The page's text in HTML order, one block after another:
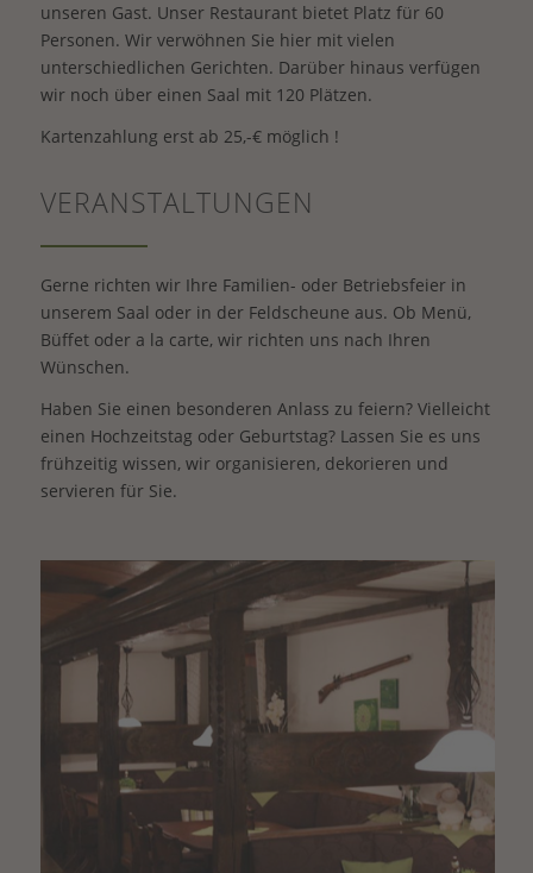
unseren Gast. Unser Restaurant bietet Platz für 60
Personen. Wir verwöhnen Sie hier mit vielen
unterschiedlichen Gerichten. Darüber hinaus verfügen
wir noch über einen Saal mit 120 Plätzen.
Kartenzahlung erst ab 25,-€ möglich !
VERANSTALTUNGEN
Gerne richten wir Ihre Familien- oder Betriebsfeier in
unserem Saal oder in der Feldscheune aus. Ob Menü,
Büffet oder a la carte, wir richten uns nach Ihren
Wünschen.
Haben Sie einen besonderen Anlass zu feiern? Vielleicht
einen Hochzeitstag oder Geburtstag? Lassen Sie es uns
frühzeitig wissen, wir organisieren, dekorieren und
servieren für Sie.